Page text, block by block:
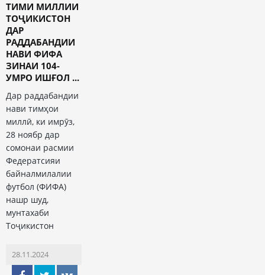
ТИМИ МИЛЛИИ
ТОҶИКИСТОН
ДАР
РАДДАБАНДИИ
НАВИ ФИФА
ЗИНАИ 104-
УМРО ИШҒОЛ ...
Дар раддабандии
нави тимҳои
миллӣ, ки имрӯз,
28 ноябр дар
сомонаи расмии
Федератсияи
байналмилалии
футбол (ФИФА)
нашр шуд,
мунтахаби
Тоҷикистон
28.11.2024